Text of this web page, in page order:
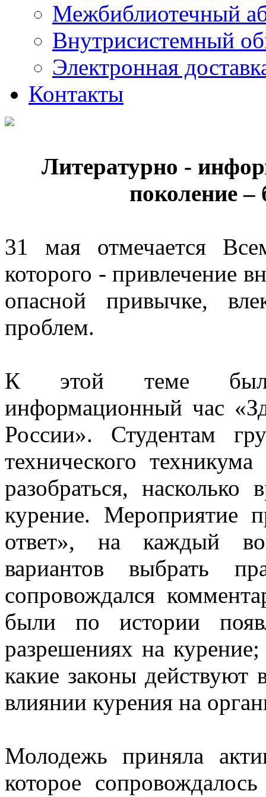
Межбиблиотечный
Внутрисистемный
Электронная
Контакты
Литературно -
поколение –
31 мая отмечается
которого - привлечение
опасной привычке,
проблем.
К этой теме был
информационный час
России». Студентам
технического
разобраться,
курение. Мероприятие
ответ», на каждый
вариантов выбрать
сопровождался
были по истории
разрешениях на
какие законы действуют
влиянии курения на
Молодежь приняла
которое